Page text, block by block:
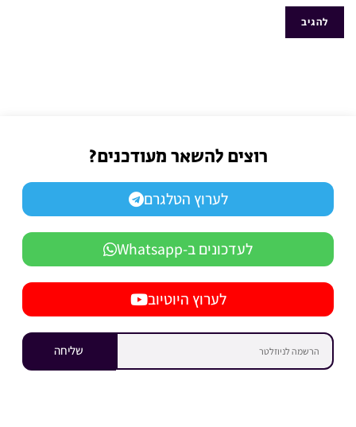
רוצים להשאר מעודכנים?
לערוץ הטלגרם
לעדכונים ב-Whatsapp
לערוץ היוטיוב
שליחה